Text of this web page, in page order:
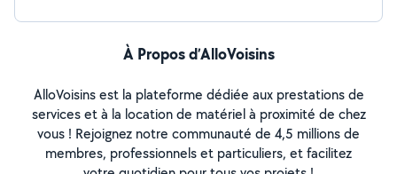
de commandes et nous faire connaître auprès du
marché des particuliers. Devis gratuit sur simpleÀ Propos d’AlloVoisins
AlloVoisins est la plateforme dédiée aux prestations de
services et à la location de matériel à proximité de chez
vous ! Rejoignez notre communauté de 4,5 millions de
membres, professionnels et particuliers, et facilitez